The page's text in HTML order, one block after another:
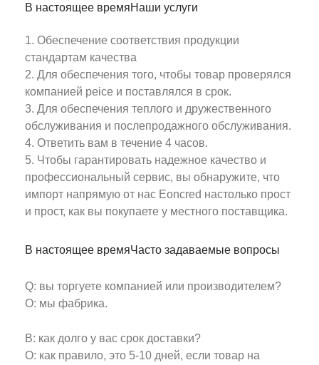
В настоящее времяНаши услуги
1. Обеспечение соответствия продукции
стандартам качества
2. Для обеспечения того, чтобы товар проверялся
компанией peice и поставлялся в срок.
3. Для обеспечения теплого и дружественного
обслуживания и послепродажного обслуживания.
4. Ответить вам в течение 4 часов.
5. Чтобы гарантировать надежное качество и
профессиональный сервис, вы обнаружите, что
импорт напрямую от нас Eoncred настолько прост
и прост, как вы покупаете у местного поставщика.
В настоящее времяЧасто задаваемые вопросы
Q: вы торгуете компанией или производителем?
О: мы фабрика.
В: как долго у вас срок доставки?
О: как правило, это 5-10 дней, если товар на